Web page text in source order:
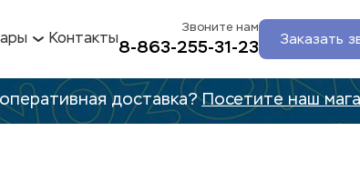
Контакты
Звоните нам
8-863-255-31-23 Заказать
доставка? Посетите наш